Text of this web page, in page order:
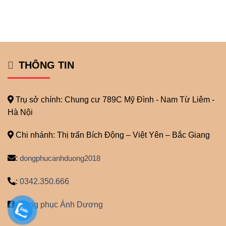
THÔNG TIN
Trụ sở chính: Chung cư 789C Mỹ Đình - Nam Từ Liêm -
Hà Nội
Chi nhánh: Thị trấn Bích Động – Việt Yên – Bắc Giang
: dongphucanhduong2018
: 0342.350.666
:Đồng phục Ánh Dương